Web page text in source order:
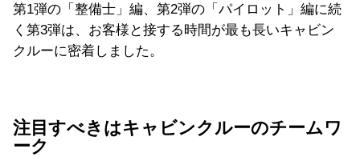
第1弾の「整備士」編、第2弾の「パイロット」 編に続
く第3弾は、お客様と接する時間が最も長いキャビン
クルーに密着しました。
注目すべきはキャビンクルーのチームワ
ーク